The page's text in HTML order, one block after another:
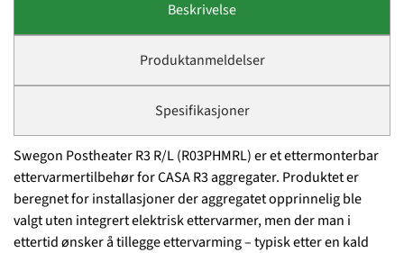
Beskrivelse
Produktanmeldelser
Spesifikasjoner
Swegon Postheater R3 R/L (R03PHMRL) er et ettermonterbar
ettervarmertilbehør for CASA R3 aggregater. Produktet er
beregnet for installasjoner der aggregatet opprinnelig ble
valgt uten integrert elektrisk ettervarmer, men der man i
ettertid ønsker å tillegge ettervarming – typisk etter en kald